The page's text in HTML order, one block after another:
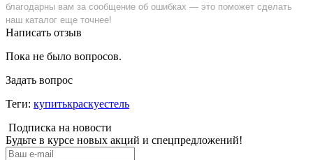
благодарны вам за сообщение об ошибках — это поможет сделать
наш каталог еще точнее!
Написать отзыв
Пока не было вопросов.
Задать вопрос
Теги: купитькраскуестель
Подписка на новости
Будьте в курсе новых акций и спецпредложений!